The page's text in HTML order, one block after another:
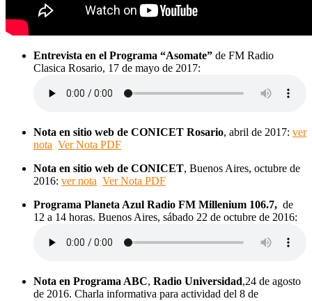
Entrevista en el Programa “Asomate” de FM Radio
Clasica Rosario, 17 de mayo de 2017:
Nota en sitio web de CONICET Rosario, abril de 2017: ver
nota Ver Nota PDF
Nota en sitio web de CONICET, Buenos Aires, octubre de
2016: ver nota Ver Nota PDF
Programa Planeta Azul Radio FM Millenium 106.7, de
12 a 14 horas. Buenos Aires, sábado 22 de octubre de 2016:
Nota en Programa ABC, Radio Universidad,24 de agosto
de 2016. Charla informativa para actividad del 8 de